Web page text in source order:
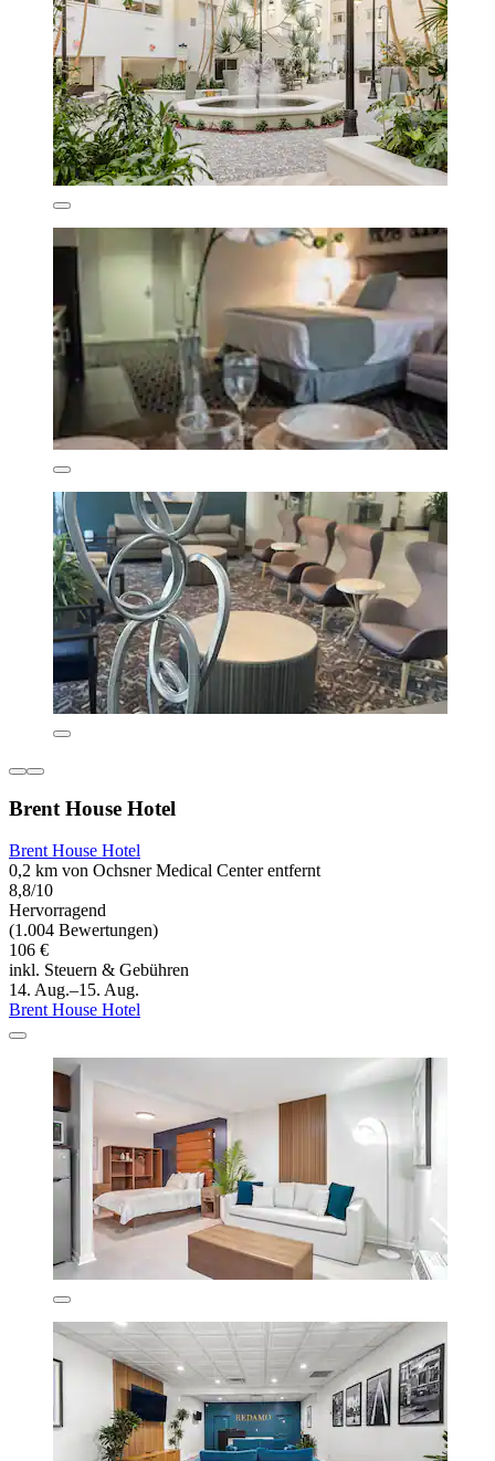
Brent House Hotel
Brent House Hotel
0,2 km von Ochsner Medical Center entfernt
8,8/10
Hervorragend
(1.004 Bewertungen)
106 €
inkl. Steuern & Gebühren
14. Aug.–15. Aug.
Brent House Hotel